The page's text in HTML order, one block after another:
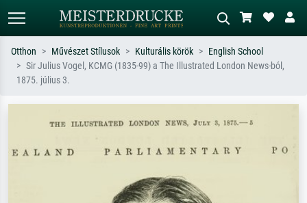
impresszionizmus, Hokusai-hullám,
egy fa mellett.
Otthon Művészet Stílusok Kulturális körök
English School
Sir Julius Vogel, KCMG (1835-99) a The Illustrated London News-ból,
1875. július 3.